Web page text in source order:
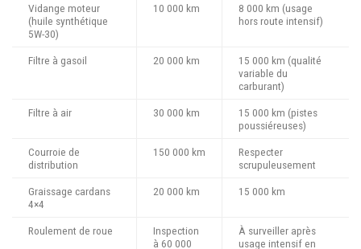
Vidange moteur
(huile synthétique
5W-30)
10 000 km
8 000 km (usage
hors route intensif)
Filtre à gasoil 20 000 km
15 000 km (qualité
variable du
carburant)
Filtre à air 30 000 km
15 000 km (pistes
poussiéreuses)
Courroie de
distribution
150 000 km
Respecter
scrupuleusement
Graissage cardans
4×4
20 000 km 15 000 km
Roulement de roue
Inspection
à 60 000
À surveiller après
usage intensif en